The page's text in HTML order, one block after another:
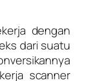
dengan
dari suatu
scanner